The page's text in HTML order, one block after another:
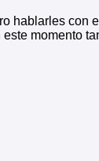
hablarles con
momento